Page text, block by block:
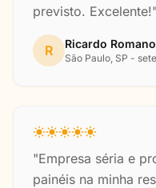
previsto. Excelente!"
R Ricardo Romano
São Paulo, SP -
"Empresa séria e
painéis na minha